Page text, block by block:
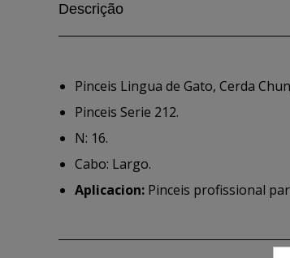
Descrição
Pinceis Lingua de Gato, Cerda
Pinceis Serie 212.
N: 16.
Cabo: Largo.
Aplicacion: Pinceis profissional